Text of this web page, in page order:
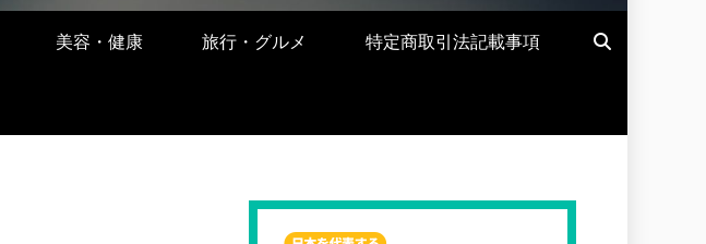
美容・健康 旅行・グルメ 特定商取引法記載事項